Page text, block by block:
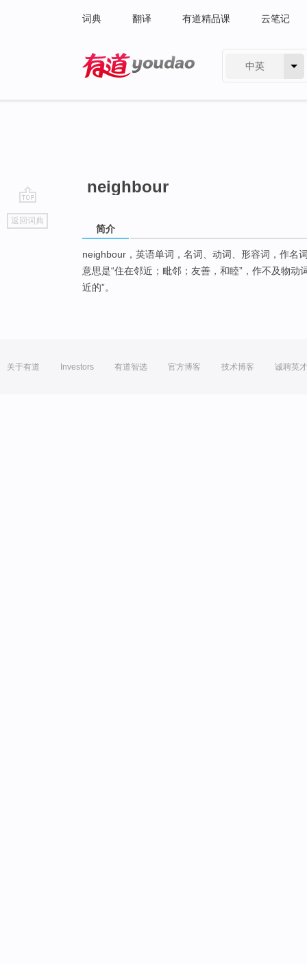
词典 翻译 有道精品课 云笔记
中英
go
top
返回词典
neighbour
简介
neighbour，英语单词，名词、动词、形容词，作名
意思是“住在邻近；毗邻；友善，和睦”，作不及物动
近的”。
关于有道 Investors 有道智选 官方博客 技术博客 诚聘英才